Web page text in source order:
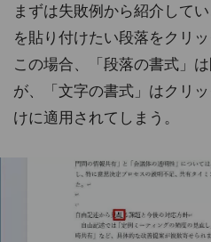
まずは失敗例から紹介して
を貼り付けたい段落をクリ
この場合、「段落の書式」
が、「文字の書式」はクリ
けに適用されてしまう。